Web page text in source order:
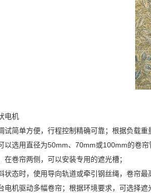
电机
试简单方便，行程控制精确可靠；根据负载
以选用直径为50mm、70mm或100mm的卷帘
在卷帘两侧，可以安装专用的遮光槽；
状态时，使用导向轨道或牵引钢丝绳，卷帘最
电机驱动多幅卷帘；根据环境要求，可选择